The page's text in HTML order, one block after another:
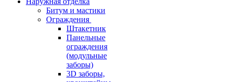
Битум и мастики
Ограждения
Штакетник
Панельные
ограждения
(модульные
заборы)
3D заборы,